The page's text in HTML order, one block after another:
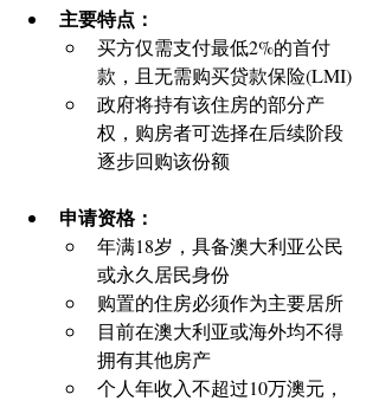
主要特点：
买方仅需支付最低2%的首付
款，且无需购买贷款保险(LMI)
政府将持有该住房的部分产
权，购房者可选择在后续阶段
逐步回购该份额
申请资格：
年满18岁，具备澳大利亚公民
或永久居民身份
购置的住房必须作为主要居所
目前在澳大利亚或海外均不得
拥有其他房产
个人年收入不超过10万澳元，